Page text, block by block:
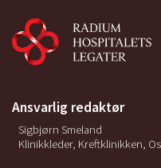
Ansvarlig redaktør
Sigbjørn Smeland
Klinikkleder, Kreftklinikken,